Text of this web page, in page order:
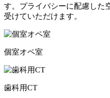
す。プライバシーに配慮した
受けていただけます。
個室オペ室
歯科用CT